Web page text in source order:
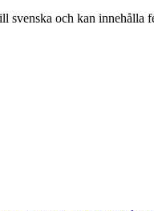
svenska och kan innehålla